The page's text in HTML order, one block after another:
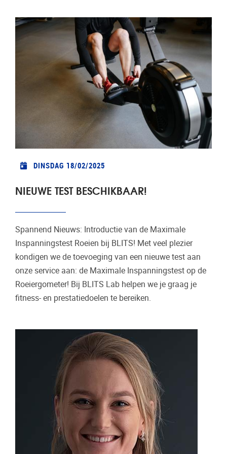
DINSDAG 18/02/2025
NIEUWE TEST BESCHIKBAAR!
Spannend Nieuws: Introductie van de Maximale
Inspanningstest Roeien bij BLITS! Met veel plezier
kondigen we de toevoeging van een nieuwe test aan
onze service aan: de Maximale Inspanningstest op de
Roeiergometer! Bij BLITS Lab helpen we je graag je
fitness- en prestatiedoelen te bereiken.